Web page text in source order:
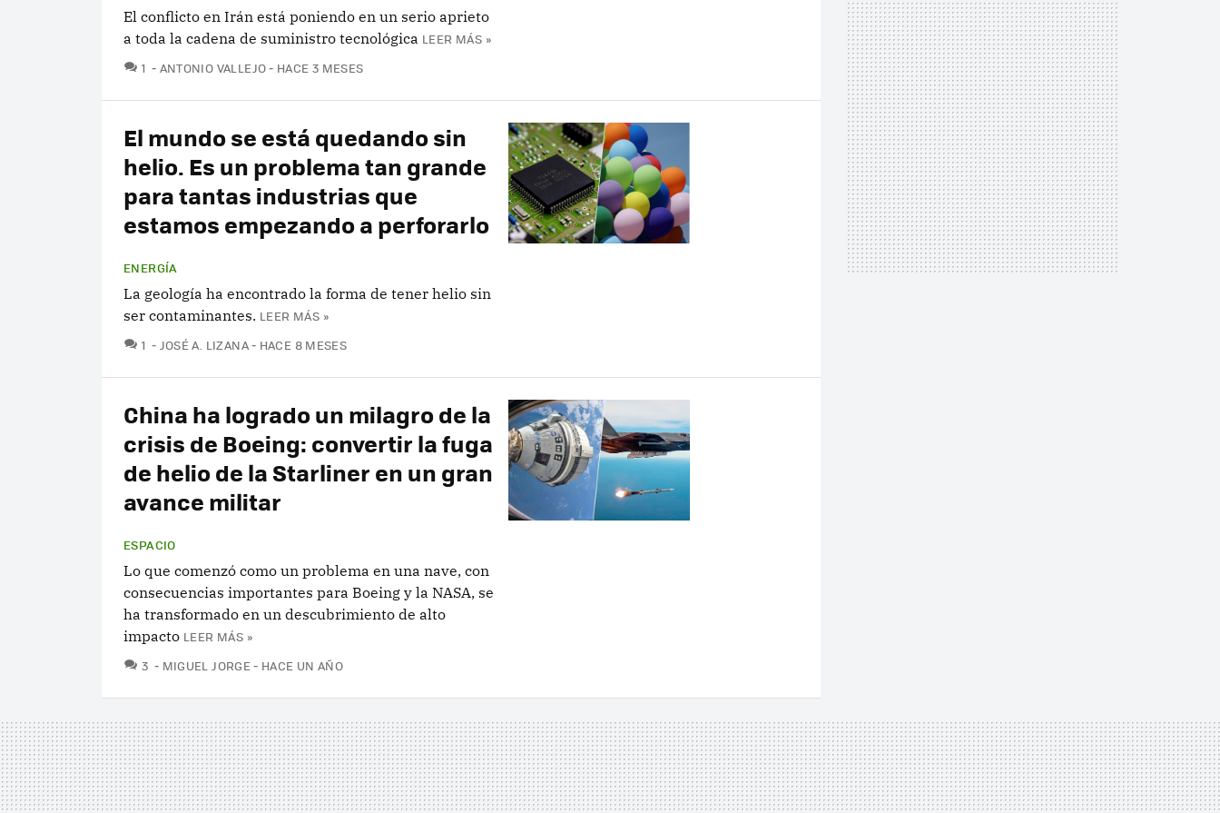
El conflicto en Irán está poniendo en un serio aprieto
a toda la cadena de suministro tecnológica LEER MÁS »
1 COMENTARIOS
ANTONIO VALLEJO HACE 3 MESES
El mundo se está quedando sin
helio. Es un problema tan grande
para tantas industrias que
estamos empezando a perforarlo
ENERGÍA
La geología ha encontrado la forma de tener helio sin
ser contaminantes. LEER MÁS »
1 COMENTARIOS
JOSÉ A. LIZANA HACE 8 MESES
China ha logrado un milagro de la
crisis de Boeing: convertir la fuga
de helio de la Starliner en un gran
avance militar
ESPACIO
Lo que comenzó como un problema en una nave, con
consecuencias importantes para Boeing y la NASA, se
ha transformado en un descubrimiento de alto
impacto LEER MÁS »
3 COMENTARIOS
MIGUEL JORGE HACE UN AÑO